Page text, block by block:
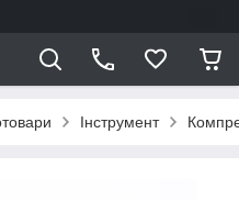
Інструмент